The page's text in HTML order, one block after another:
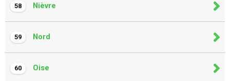
58 Nièvre
59 Nord
60 Oise